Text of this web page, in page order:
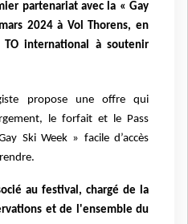
partenariat avec la « Gay
2024 à Vol Thorens, en
international à soutenir
propose une offre qui
le forfait et le Pass
Ski Week » facile d’accès
au festival, chargé de la
et de l'ensemble du